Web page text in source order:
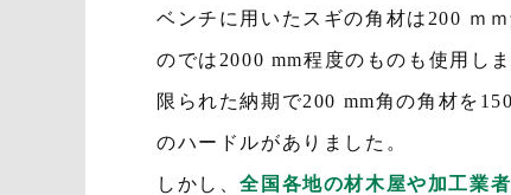
ベンチに用いたスギの角材は200 ｍ
のでは2000 mm程度のものも使用し
限られた納期で200 mm角の角材を
のハードルがありました。
しかし、全国各地の材木屋や加工業